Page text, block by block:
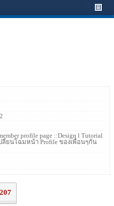
profile page ::Design l Tutorial
ลี่ยนโฉมหน้า Profile ของเพื่อนๆกัน
207